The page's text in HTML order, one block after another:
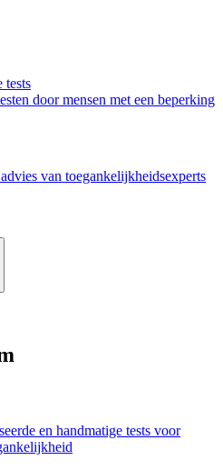
tests
door mensen met een beperking
van toegankelijkheidsexperts
en handmatige tests voor